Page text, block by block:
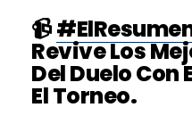
📹
Revive Los
Del Duelo Con
El Torneo.